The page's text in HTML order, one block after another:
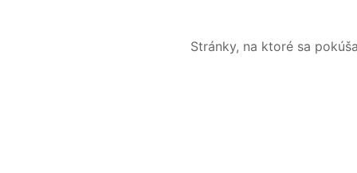
Stránky, na ktoré sa